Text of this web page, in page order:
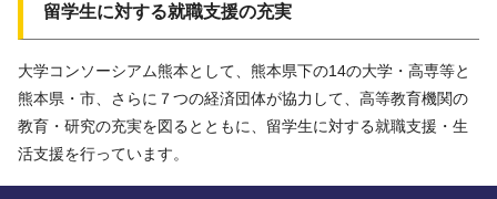
留学生に対する就職支援の充実
大学コンソーシアム熊本として、熊本県下の14の大学・高専等と
熊本県・市、さらに７つの経済団体が協力して、高等教育機関の
教育・研究の充実を図るとともに、留学生に対する就職支援・生
活支援を行っています。